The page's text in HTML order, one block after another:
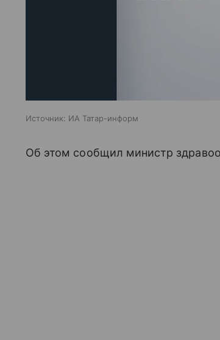
Источник: ИА Татар-информ
Об этом сообщил министр